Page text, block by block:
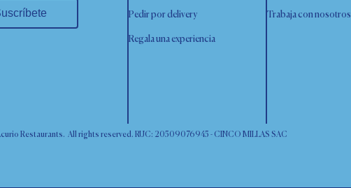
Pedir por delivery
Regala una experiencia
Trabaja con nosotros
Restaurants. All rights reserved. RUC: 20509076945 - CINCO MILLAS SAC